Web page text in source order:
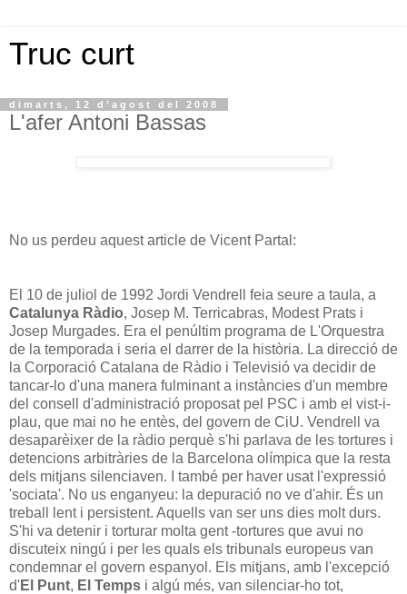
Truc curt
dimarts, 12 d’agost del 2008
L'afer Antoni Bassas
No us perdeu aquest article de Vicent Partal:
El 10 de juliol de 1992 Jordi Vendrell feia seure a taula, a
Catalunya Ràdio, Josep M. Terricabras, Modest Prats i
Josep Murgades. Era el penúltim programa de L'Orquestra
de la temporada i seria el darrer de la història. La direcció de
la Corporació Catalana de Ràdio i Televisió va decidir de
tancar-lo d'una manera fulminant a instàncies d'un membre
del consell d'administració proposat pel PSC i amb el vist-i-
plau, que mai no he entès, del govern de CiU. Vendrell va
desaparèixer de la ràdio perquè s'hi parlava de les tortures i
detencions arbitràries de la Barcelona olímpica que la resta
dels mitjans silenciaven. I també per haver usat l'expressió
'sociata'. No us enganyeu: la depuració no ve d'ahir. És un
treball lent i persistent. Aquells van ser uns dies molt durs.
S'hi va detenir i torturar molta gent -tortures que avui no
discuteix ningú i per les quals els tribunals europeus van
condemnar el govern espanyol. Els mitjans, amb l'excepció
d'El Punt, El Temps i algú més, van silenciar-ho tot,